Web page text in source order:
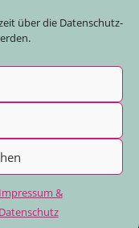
über die Datenschutz-
Impressum &
Datenschutz
(EU)